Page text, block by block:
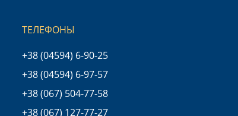
ТЕЛЕФОНЫ
+38 (04594) 6-90-25
+38 (04594) 6-97-57
+38 (067) 504-77-58
+38 (067) 127-77-27